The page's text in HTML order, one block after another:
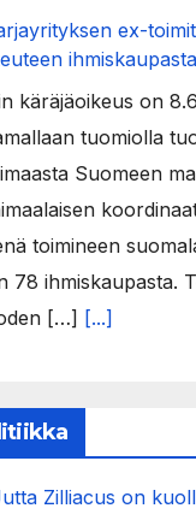
ex-
ihmiskaupasta
käräjäoikeus on
tuomiolla
Suomeen
toimineen
78 ihmiskaupasta.
[…] [...]
Zilliacus on